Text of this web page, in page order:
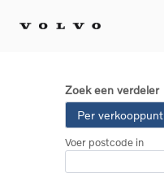
Zoek een verdeler
Per verkooppunt
Voer postcode in